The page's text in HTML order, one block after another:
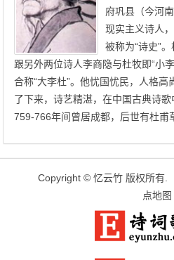
府巩县（今河
现实主义诗人
被称为“诗史”
跟另外两位诗人李商隐与杜牧即“小
合称“大李杜”。他忧国忧民，人格
了下来，诗艺精湛，在中国古典诗歌
759-766年间曾居成都，后世有杜甫
Copyright © 忆云竹 版权所有.
点地图